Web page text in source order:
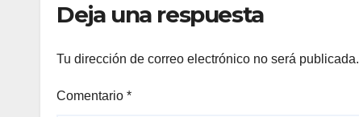
Deja una respuesta
Tu dirección de correo electrónico no será publicada.
Comentario *